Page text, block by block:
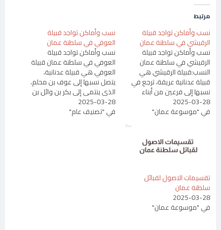
مرتبط
نسب وأماكن تواجد قبيلة
الرقيشي في سلطنة عمان
نسب وأماكن تواجد قبيلة
الرقيشي في سلطنة عمان
النسب:قبيلة الرقيشي هي
قبيلة عدنانية عريقة، ترجع في
نسبها إلى فرعين من أبناء
شيبان بن بكر بن وائل، وهما
ملكان وزيد مناة بن شيبان بن
بكر بن وائل بن قاسط بن هنب
بن أسد بن ربيعة…
2025-03-28
في "موسوعة عمان"
نسب وأماكن تواجد قبيلة
العوفي في سلطنة عمان
نسب وأماكن تواجد قبيلة
العوفي في سلطنة عمان قبيلة
العوفي هي قبيلة عدنانية،
يتصل نسبها إلى عوف بن محلم،
الذي ينتمي إلى بكر بن وائل بن
قاسط بن هنب بن أقصى بن
دعمي بن جديلة بن أسد بن
وسعة بن نزار بن معد بن عدنان.
2025-03-28
في "تصنيف عام"
تقسيمات الاصول لقبائل
سلطنة عمان
2025-03-28
في "موسوعة عمان"